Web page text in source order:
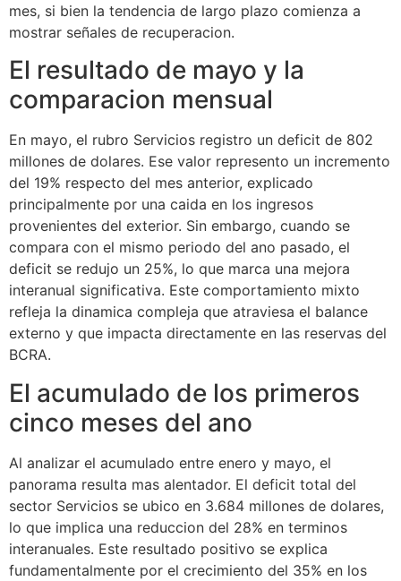
mes, si bien la tendencia de largo plazo comienza a
mostrar señales de recuperacion.
El resultado de mayo y la
comparacion mensual
En mayo, el rubro Servicios registro un deficit de 802
millones de dolares. Ese valor represento un incremento
del 19% respecto del mes anterior, explicado
principalmente por una caida en los ingresos
provenientes del exterior. Sin embargo, cuando se
compara con el mismo periodo del ano pasado, el
deficit se redujo un 25%, lo que marca una mejora
interanual significativa. Este comportamiento mixto
refleja la dinamica compleja que atraviesa el balance
externo y que impacta directamente en las reservas del
BCRA.
El acumulado de los primeros
cinco meses del ano
Al analizar el acumulado entre enero y mayo, el
panorama resulta mas alentador. El deficit total del
sector Servicios se ubico en 3.684 millones de dolares,
lo que implica una reduccion del 28% en terminos
interanuales. Este resultado positivo se explica
fundamentalmente por el crecimiento del 35% en los